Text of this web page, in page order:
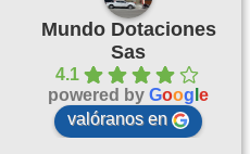
Mundo Dotaciones
Sas
4.1
powered by Goog e
valóranos en